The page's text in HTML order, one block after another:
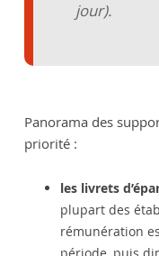
jour).
Panorama des
priorité :
les livrets
plupart des
rémunération
période, puis